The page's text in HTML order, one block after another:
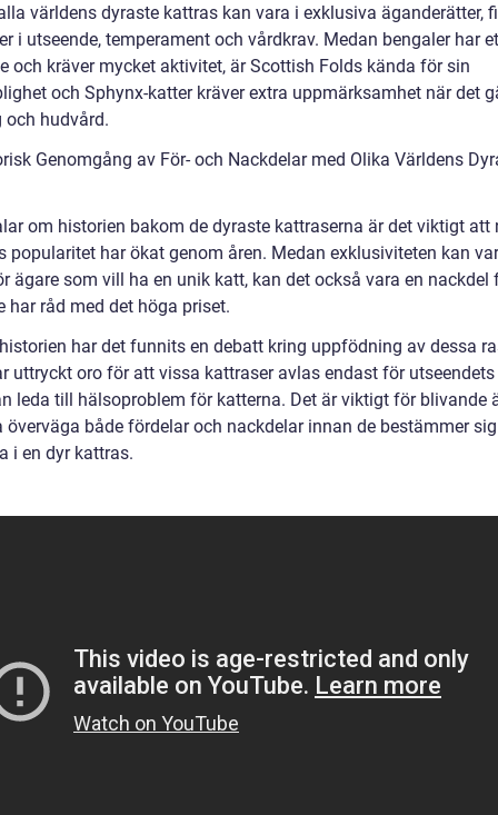
världens dyraste kattras kan vara i exklusiva äganderätter,
i utseende, temperament och vårdkrav. Medan bengaler har
och kräver mycket aktivitet, är Scottish Folds kända för sin
och Sphynx-katter kräver extra uppmärksamhet när det
och hudvård.
Genomgång av För- och Nackdelar med Olika Världens
om historien bakom de dyraste kattraserna är det viktigt att
popularitet har ökat genom åren. Medan exklusiviteten kan
ägare som vill ha en unik katt, kan det också vara en nackdel
har råd med det höga priset.
har det funnits en debatt kring uppfödning av dessa
uttryckt oro för att vissa kattraser avlas endast för utseendets
leda till hälsoproblem för katterna. Det är viktigt för blivande
överväga både fördelar och nackdelar innan de bestämmer
i en dyr kattras.